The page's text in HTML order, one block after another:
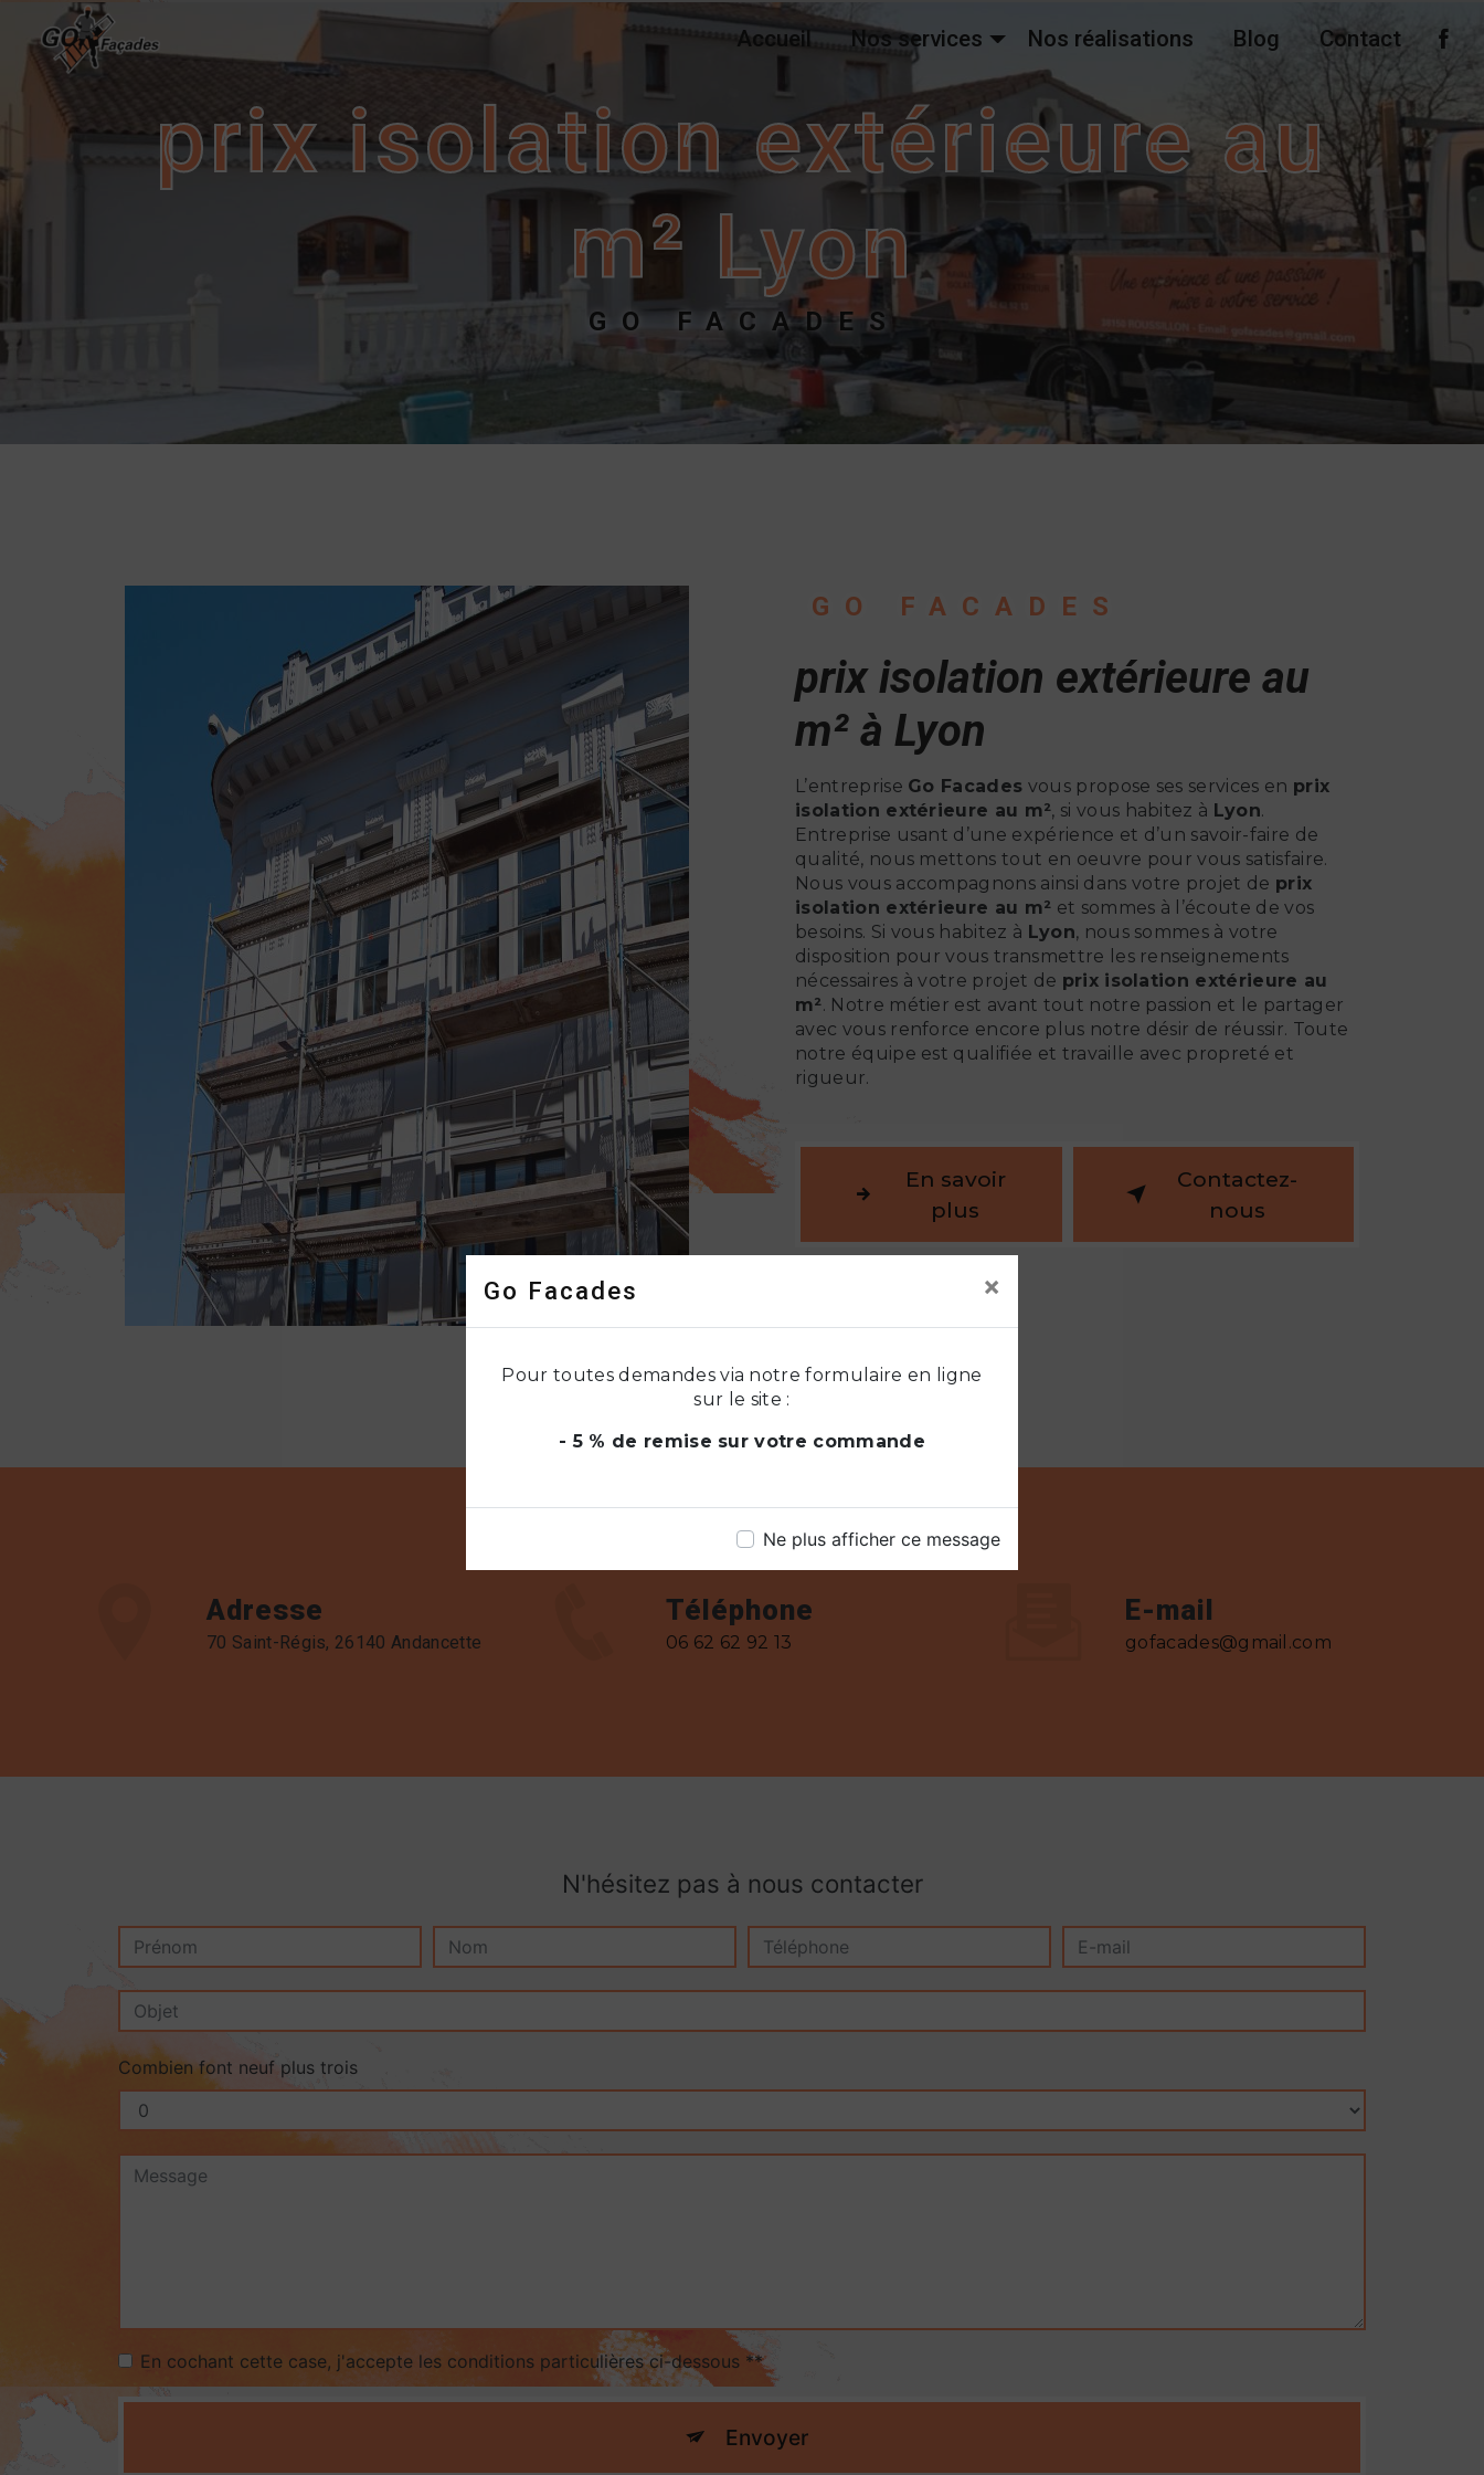
Go Facades ×
Pour toutes demandes via notre formulaire en ligne
sur le site :
- 5 % de remise sur votre commande
Ne plus afficher ce message
Accueil Nos services Nos réalisations Blog Contact
prix isolation extérieure au
m² Lyon
GO FACADES
GO FACADES
prix isolation extérieure au
m² à Lyon
L’entreprise Go Facades vous propose ses services en prix
isolation extérieure au m², si vous habitez à Lyon.
Entreprise usant d’une expérience et d’un savoir-faire de
qualité, nous mettons tout en oeuvre pour vous satisfaire.
Nous vous accompagnons ainsi dans votre projet de prix
isolation extérieure au m² et sommes à l’écoute de vos
besoins. Si vous habitez à Lyon, nous sommes à votre
disposition pour vous transmettre les renseignements
nécessaires à votre projet de prix isolation extérieure au
m². Notre métier est avant tout notre passion et le partager
avec vous renforce encore plus notre désir de réussir. Toute
notre équipe est qualifiée et travaille avec propreté et
rigueur.
En savoir
plus
Contactez-
nous
Adresse
70 Saint-Régis, 26140 Andancette
Téléphone
06 62 62 92 13
E-mail
gofacades@gmail.com
N'hésitez pas à nous contacter
Combien font neuf plus trois
En cochant cette case, j'accepte les conditions particulières ci-dessous **
Envoyer
Panneau de gestion des cookies